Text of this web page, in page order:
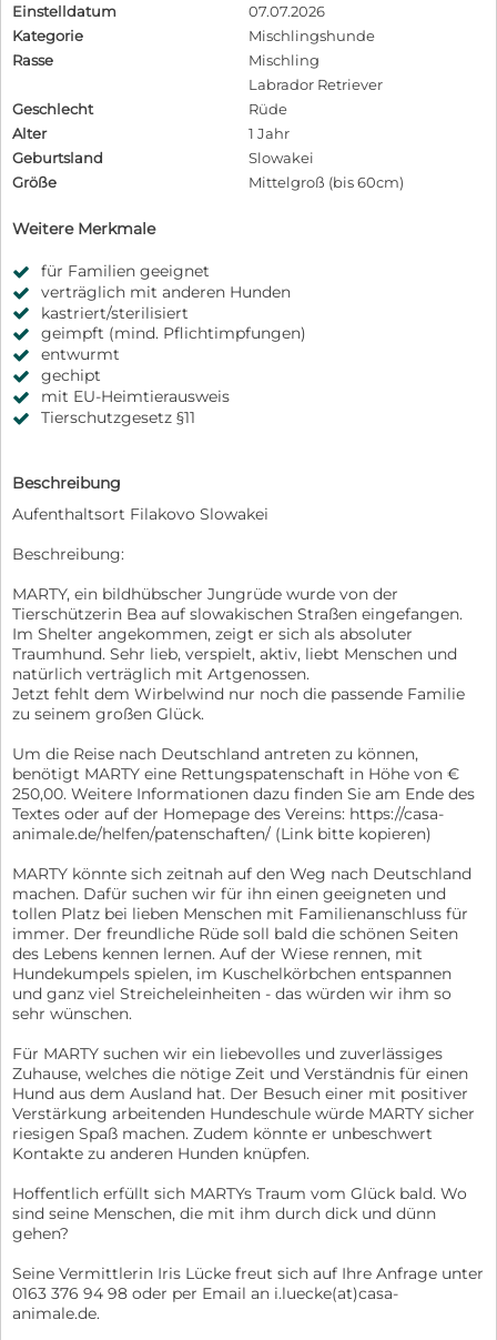
Einstelldatum
07.07.2026
Kategorie
Mischlingshunde
Rasse
Mischling
Labrador Retriever
Geschlecht
Rüde
Alter
1 Jahr
Geburtsland
Slowakei
Größe
Mittelgroß (bis 60cm)
Weitere Merkmale
für Familien geeignet
verträglich mit anderen Hunden
kastriert/sterilisiert
geimpft (mind. Pflichtimpfungen)
entwurmt
gechipt
mit EU-Heimtierausweis
Tierschutzgesetz §11
Beschreibung
Aufenthaltsort Filakovo Slowakei
Beschreibung:
MARTY, ein bildhübscher Jungrüde wurde von der
Tierschützerin Bea auf slowakischen Straßen eingefangen.
Im Shelter angekommen, zeigt er sich als absoluter
Traumhund. Sehr lieb, verspielt, aktiv, liebt Menschen und
natürlich verträglich mit Artgenossen.
Jetzt fehlt dem Wirbelwind nur noch die passende Familie
zu seinem großen Glück.
Um die Reise nach Deutschland antreten zu können,
benötigt MARTY eine Rettungspatenschaft in Höhe von €
250,00. Weitere Informationen dazu finden Sie am Ende des
Textes oder auf der Homepage des Vereins: https://casa-
animale.de/helfen/patenschaften/ (Link bitte kopieren)
MARTY könnte sich zeitnah auf den Weg nach Deutschland
machen. Dafür suchen wir für ihn einen geeigneten und
tollen Platz bei lieben Menschen mit Familienanschluss für
immer. Der freundliche Rüde soll bald die schönen Seiten
des Lebens kennen lernen. Auf der Wiese rennen, mit
Hundekumpels spielen, im Kuschelkörbchen entspannen
und ganz viel Streicheleinheiten - das würden wir ihm so
sehr wünschen.
Für MARTY suchen wir ein liebevolles und zuverlässiges
Zuhause, welches die nötige Zeit und Verständnis für einen
Hund aus dem Ausland hat. Der Besuch einer mit positiver
Verstärkung arbeitenden Hundeschule würde MARTY sicher
riesigen Spaß machen. Zudem könnte er unbeschwert
Kontakte zu anderen Hunden knüpfen.
Hoffentlich erfüllt sich MARTYs Traum vom Glück bald. Wo
sind seine Menschen, die mit ihm durch dick und dünn
gehen?
Seine Vermittlerin Iris Lücke freut sich auf Ihre Anfrage unter
0163 376 94 98 oder per Email an i.luecke(at)casa-
animale.de.